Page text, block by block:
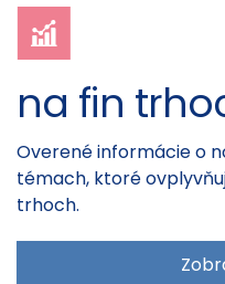
na fin
Overené informácie o
témach, ktoré
trhoch.